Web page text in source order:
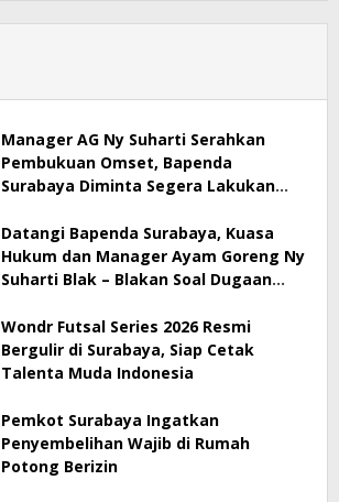
Manager AG Ny Suharti Serahkan
Pembukuan Omset, Bapenda
Surabaya Diminta Segera Lakukan
Datangi Bapenda Surabaya, Kuasa
Hukum dan Manager Ayam Goreng Ny
Suharti Blak – Blakan Soal Dugaan
Wondr Futsal Series 2026 Resmi
Bergulir di Surabaya, Siap Cetak
Talenta Muda Indonesia
Pemkot Surabaya Ingatkan
Penyembelihan Wajib di Rumah
Potong Berizin